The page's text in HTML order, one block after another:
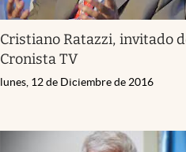
Cristiano Ratazzi, invitado
Cronista TV
lunes, 12 de Diciembre de 2016